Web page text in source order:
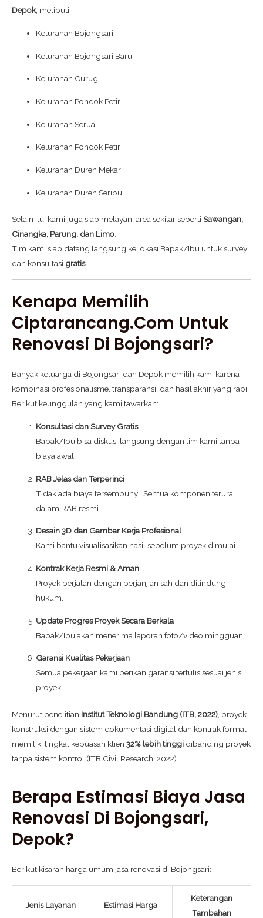
Depok, meliputi:
Kelurahan Bojongsari
Kelurahan Bojongsari Baru
Kelurahan Curug
Kelurahan Pondok Petir
Kelurahan Serua
Kelurahan Pondok Petir
Kelurahan Duren Mekar
Kelurahan Duren Seribu
Selain itu, kami juga siap melayani area sekitar seperti Sawangan,
Cinangka, Parung, dan Limo
Tim kami siap datang langsung ke lokasi Bapak/Ibu untuk survey
dan konsultasi gratis.
Kenapa Memilih
Ciptarancang.com Untuk
Renovasi Di Bojongsari?
Banyak keluarga di Bojongsari dan Depok memilih kami karena
kombinasi profesionalisme, transparansi, dan hasil akhir yang rapi.
Berikut keunggulan yang kami tawarkan:
Konsultasi dan Survey Gratis
Bapak/Ibu bisa diskusi langsung dengan tim kami tanpa
biaya awal.
RAB Jelas dan Terperinci
Tidak ada biaya tersembunyi. Semua komponen terurai
dalam RAB resmi.
Desain 3D dan Gambar Kerja Profesional
Kami bantu visualisasikan hasil sebelum proyek dimulai.
Kontrak Kerja Resmi & Aman
Proyek berjalan dengan perjanjian sah dan dilindungi
hukum.
Update Progres Proyek Secara Berkala
Bapak/Ibu akan menerima laporan foto/video mingguan.
Garansi Kualitas Pekerjaan
Semua pekerjaan kami berikan garansi tertulis sesuai jenis
proyek.
Menurut penelitian Institut Teknologi Bandung (ITB, 2022) , proyek
konstruksi dengan sistem dokumentasi digital dan kontrak formal
memiliki tingkat kepuasan klien 32% lebih tinggi dibanding proyek
tanpa sistem kontrol (ITB Civil Research, 2022).
Berapa Estimasi Biaya Jasa
Renovasi Di Bojongsari,
Depok?
Berikut kisaran harga umum jasa renovasi di Bojongsari:
Jenis Layanan Estimasi Harga
Keterangan
Tambahan